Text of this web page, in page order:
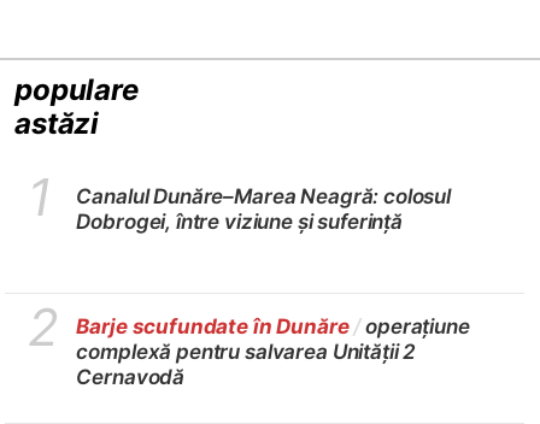
populare
astăzi
1
Canalul Dunăre–Marea Neagră: colosul
Dobrogei, între viziune și suferință
2 Barje scufundate în Dunăre /operațiune
complexă pentru salvarea Unității 2
Cernavodă